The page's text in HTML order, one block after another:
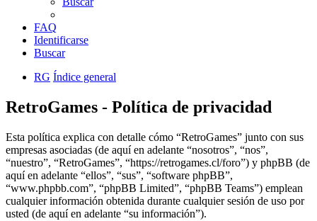
FAQ
Identificarse
Buscar
RG Índice general
RetroGames - Política de privacidad
Esta política explica con detalle cómo “RetroGames” junto con sus
empresas asociadas (de aquí en adelante “nosotros”, “nos”,
“nuestro”, “RetroGames”, “https://retrogames.cl/foro”) y phpBB (de
aquí en adelante “ellos”, “sus”, “software phpBB”,
“www.phpbb.com”, “phpBB Limited”, “phpBB Teams”) emplean
cualquier información obtenida durante cualquier sesión de uso por
usted (de aquí en adelante “su información”).